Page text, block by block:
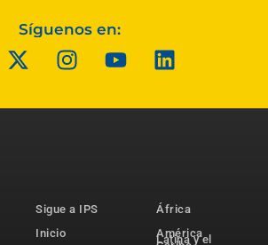
Síguenos en:
Sigue a IPS
Inicio
África
América
Latina y el